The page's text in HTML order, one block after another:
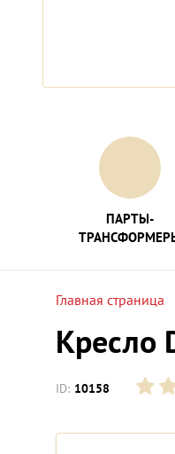
ПАРТЫ-
Главная страница
Кресло
ID: 10158